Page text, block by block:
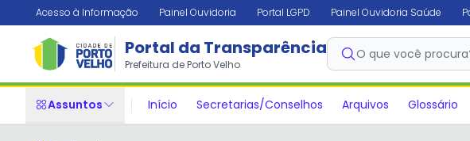
Acesso à Informação Painel Ouvidoria Portal LGPD Painel Ouvidoria Saúde
Portal da Transparência
Prefeitura de Porto Velho
O que você
Assuntos Início Secretarias/Conselhos Arquivos Glossário
✕